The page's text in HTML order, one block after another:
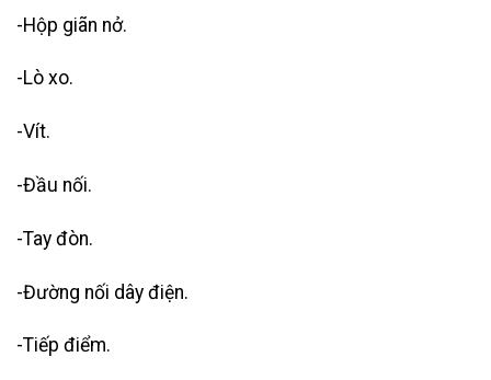
-Hộp giãn nở.
-Lò xo.
-Vít.
-Đầu nối.
-Tay đòn.
-Đường nối dây điện.
-Tiếp điểm.